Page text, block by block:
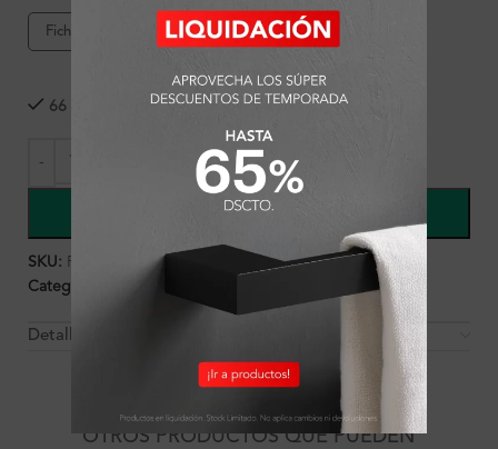
Ficha de producto
66 disponibles
COMPRAR
SKU: FA17245
Categorías:
Detalles y Material
OTROS PRODUCTOS QUE PUEDEN